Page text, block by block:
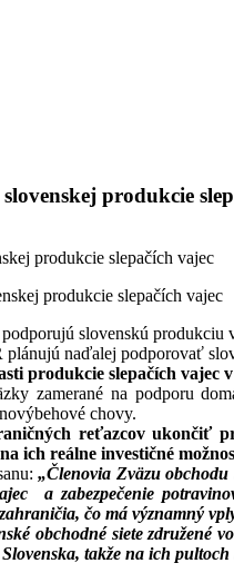
produkcie
produkcie slepačích vajec
slovenskú produkciu
plánujú naďalej podporovať
produkcie slepačích vajec
zamerané na podporu
chovy.
reťazcov ukončiť
ich reálne investičné
„Členovia Zväzu
a zabezpečenie
čo má významný
obchodné siete
takže na ich